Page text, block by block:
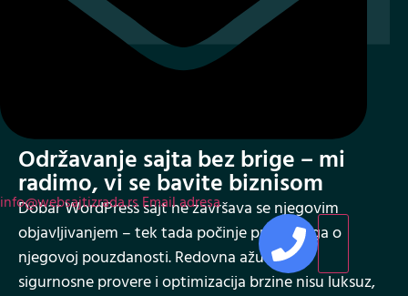
Održavanje sajta bez brige – mi
radimo, vi se bavite biznisom
Dobar WordPress sajt ne završava se njegovim
objavljivanjem – tek tada počinje prava briga o
njegovoj pouzdanosti. Redovna ažuriranja,
sigurnosne provere i optimizacija brzine nisu luksuz,
info@websajtizrada.rsEmail adresa